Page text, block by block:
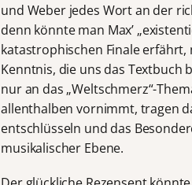
und Weber jedes Wort an der
denn könnte man Max’
katastrophischen Finale
Kenntnis, die uns das
nur an das „Weltschmerz“-
allenthalben vornimmt, tragen
entschlüsseln und das
musikalischer Ebene.